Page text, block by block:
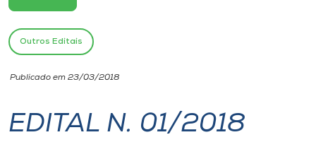
Portal de Ensino
Unoesc
Internacionalização
Outros Editais
Publicado em 23/03/2018
EDITAL N. 01/2018